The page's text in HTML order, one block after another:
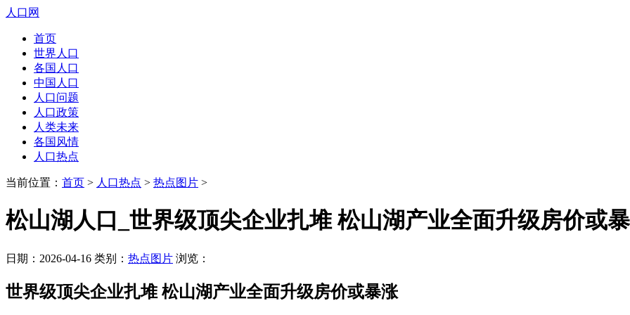
人口网
首页
世界人口
各国人口
中国人口
人口问题
人口政策
人类未来
各国风情
人口热点
当前位置： 首页 > 人口热点 > 热点图片 >
松山湖人口_世界级顶尖企业扎堆 松山湖产业全面升级房价或
日期：2026-04-16 类别： 热点图片 浏览：
世界级顶尖企业扎堆 松山湖产业全面升级房价或暴涨